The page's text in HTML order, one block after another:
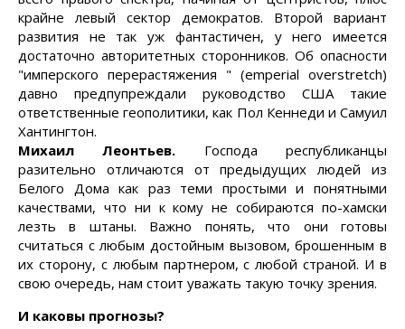
крайне левый сектор демократов. Второй вариант
развития не так уж фантастичен, у него имеется
достаточно авторитетных сторонников. Об опасности
"имперского перерастяжения " (emperial overstretch)
давно предпупреждали руководство США такие
ответственные геополитики, как Пол Кеннеди и Самуил
Хантингтон.
Михаил Леонтьев. Господа республиканцы
разительно отличаются от предыдущих людей из
Белого Дома как раз теми простыми и понятными
качествами, что ни к кому не собираются по-хамски
лезть в штаны. Важно понять, что они готовы
считаться с любым достойным вызовом, брошенным в
их сторону, с любым партнером, с любой страной. И в
свою очередь, нам стоит уважать такую точку зрения.
И каковы прогнозы?